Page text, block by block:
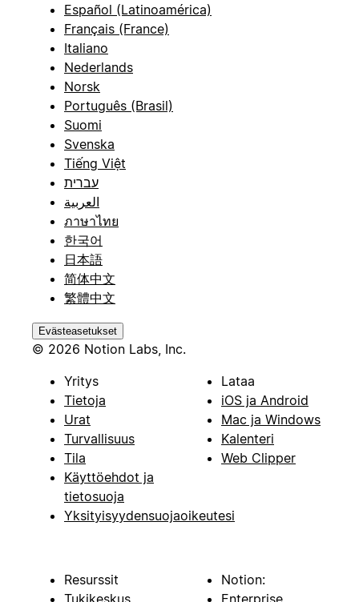
Español (Latinoamérica)
Français (France)
Italiano
Nederlands
Norsk
Português (Brasil)
Suomi
Svenska
Tiếng Việt
עברית
العربية
ภาษาไทย
한국어
日本語
简体中文
繁體中文
Evästeasetukset
© 2026 Notion Labs, Inc.
Yritys
Tietoja
Urat
Turvallisuus
Tila
Käyttöehdot ja
tietosuoja
Yksityisyydensuojaoikeutesi
Lataa
iOS ja Android
Mac ja Windows
Kalenteri
Web Clipper
Resurssit
Tukikeskus
Notion:
Enterprise